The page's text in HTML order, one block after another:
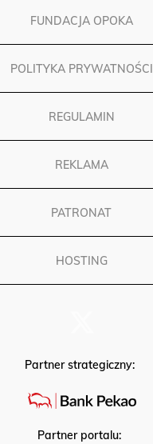
FUNDACJA OPOKA
POLITYKA PRYWATNOŚCI
REGULAMIN
REKLAMA
PATRONAT
HOSTING
Partner strategiczny:
Partner portalu: